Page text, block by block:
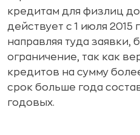
кредитам для физлиц
действует с 1 июля
направляя туда заявки,
ограничение, так как
кредитов на сумму
срок больше года
годовых.